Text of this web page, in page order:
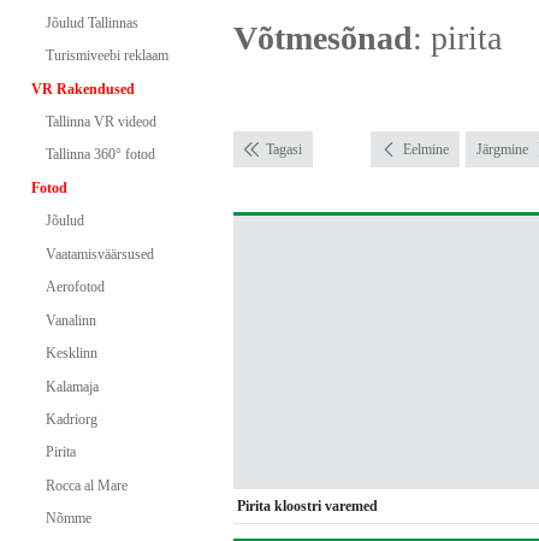
Jõulud Tallinnas
Turismiveebi reklaam
VR Rakendused
Tallinna VR videod
Tallinna 360° fotod
Fotod
Jõulud
Vaatamisväärsused
Aerofotod
Vanalinn
Kesklinn
Kalamaja
Kadriorg
Pirita
Rocca al Mare
Nõmme
Võtmesõnad: pirita
Tagasi Eelmine Järgmine
Pirita kloostri varemed